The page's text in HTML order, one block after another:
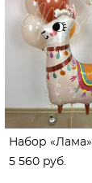
Набор «Лама»
5 560 pуб.